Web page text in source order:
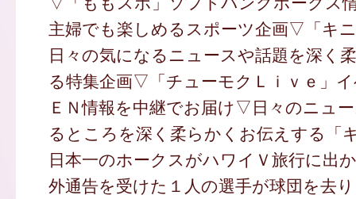
主婦でも楽しめるスポーツ企画▽「キ
日々の気になるニュースや話題を深く
る特集企画▽「チューモクＬｉｖｅ」
ＥＮ情報を中継でお届け▽日々のニュ
るところを深く柔らかくお伝えする「
日本一のホークスがハワイＶ旅行に出
外通告を受けた１人の選手が球団を去